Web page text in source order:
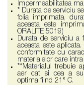
Impermeabilitatea
* Durata de serviciu
folia imprimata,
aceasta este
ORALITE 5019)
Durata de serviciu a
aceasta este
conformitate cu
materialelor care
**Materialul trebuie
aer cat si cea a
optima fiind 21° C.